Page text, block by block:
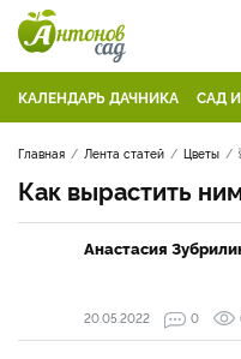
КАЛЕНДАРЬ ДАЧНИКА САД
Главная Лента статей Цветы
Как вырастить
Анастасия
20.05.2022
0